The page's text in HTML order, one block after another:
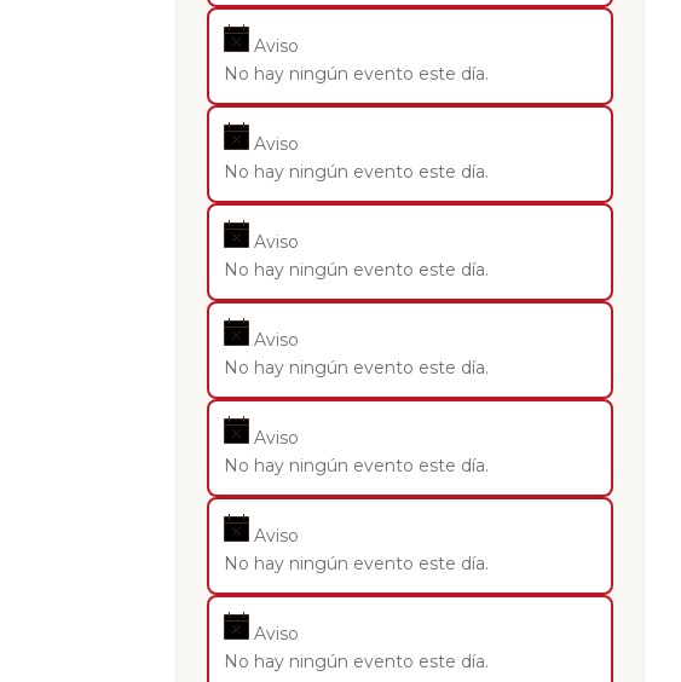
Aviso
No hay ningún evento este día.
Aviso
No hay ningún evento este día.
Aviso
No hay ningún evento este día.
Aviso
No hay ningún evento este día.
Aviso
No hay ningún evento este día.
Aviso
No hay ningún evento este día.
Aviso
No hay ningún evento este día.